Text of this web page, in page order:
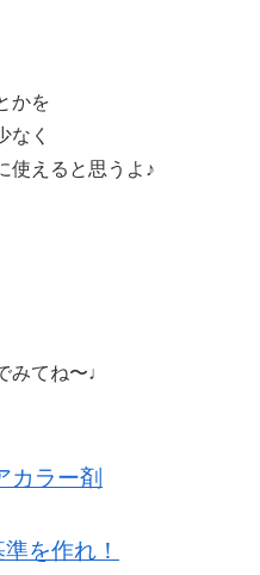
かを
なく
えると思うよ♪
てね〜♩
ラー剤
を作れ！